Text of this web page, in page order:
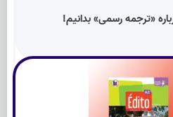
«ترجمه رسمی» بدانیم!